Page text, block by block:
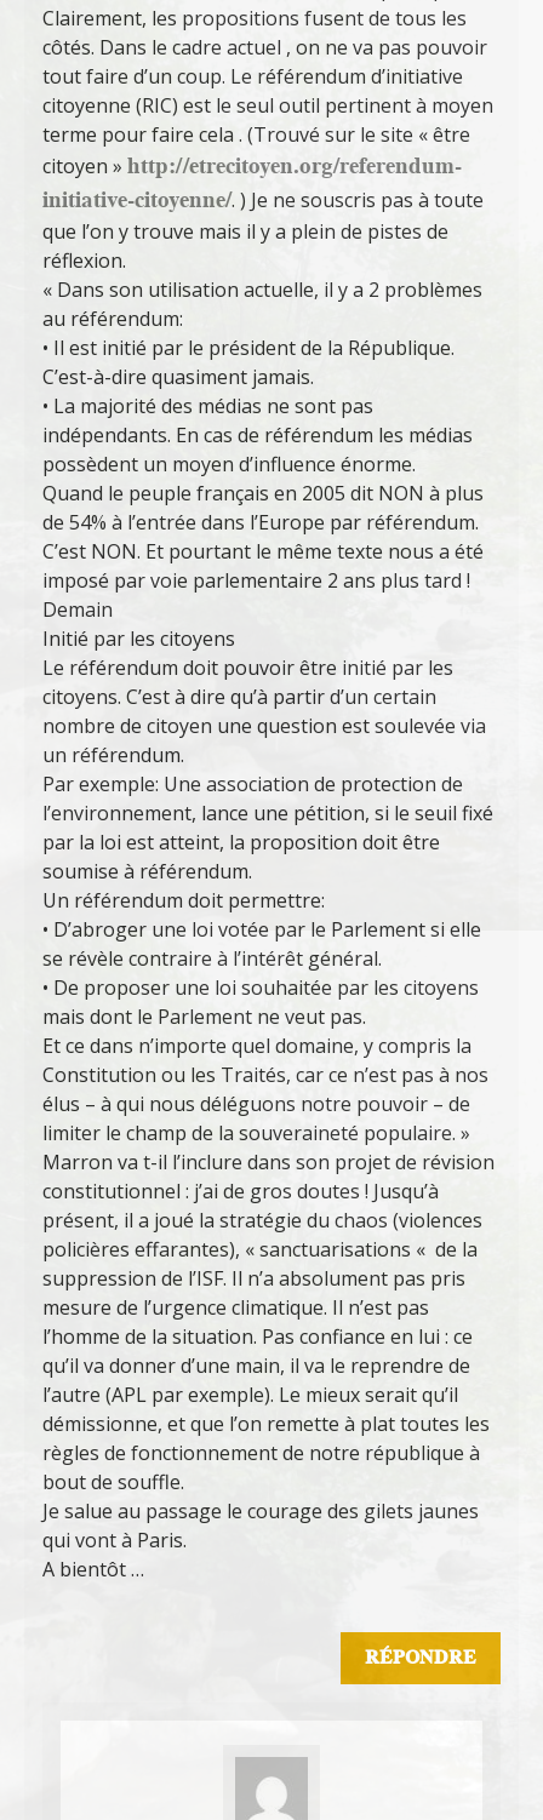
Clairement, les propositions fusent de tous les
côtés. Dans le cadre actuel , on ne va pas pouvoir
tout faire d’un coup. Le référendum d’initiative
citoyenne (RIC) est le seul outil pertinent à moyen
terme pour faire cela . (Trouvé sur le site « être
citoyen » http://etrecitoyen.org/referendum-
initiative-citoyenne/. ) Je ne souscris pas à toute
que l’on y trouve mais il y a plein de pistes de
réflexion.
« Dans son utilisation actuelle, il y a 2 problèmes
au référendum:
• Il est initié par le président de la République.
C’est-à-dire quasiment jamais.
• La majorité des médias ne sont pas
indépendants. En cas de référendum les médias
possèdent un moyen d’influence énorme.
Quand le peuple français en 2005 dit NON à plus
de 54% à l’entrée dans l’Europe par référendum.
C’est NON. Et pourtant le même texte nous a été
imposé par voie parlementaire 2 ans plus tard !
Demain
Initié par les citoyens
Le référendum doit pouvoir être initié par les
citoyens. C’est à dire qu’à partir d’un certain
nombre de citoyen une question est soulevée via
un référendum.
Par exemple: Une association de protection de
l’environnement, lance une pétition, si le seuil fixé
par la loi est atteint, la proposition doit être
soumise à référendum.
Un référendum doit permettre:
• D’abroger une loi votée par le Parlement si elle
se révèle contraire à l’intérêt général.
• De proposer une loi souhaitée par les citoyens
mais dont le Parlement ne veut pas.
Et ce dans n’importe quel domaine, y compris la
Constitution ou les Traités, car ce n’est pas à nos
élus – à qui nous déléguons notre pouvoir – de
limiter le champ de la souveraineté populaire. »
Marron va t-il l’inclure dans son projet de révision
constitutionnel : j’ai de gros doutes ! Jusqu’à
présent, il a joué la stratégie du chaos (violences
policières effarantes), « sanctuarisations « de la
suppression de l’ISF. Il n’a absolument pas pris
mesure de l’urgence climatique. Il n’est pas
l’homme de la situation. Pas confiance en lui : ce
qu’il va donner d’une main, il va le reprendre de
l’autre (APL par exemple). Le mieux serait qu’il
démissionne, et que l’on remette à plat toutes les
règles de fonctionnement de notre république à
bout de souffle.
Je salue au passage le courage des gilets jaunes
qui vont à Paris.
A bientôt …
RÉPONDRE